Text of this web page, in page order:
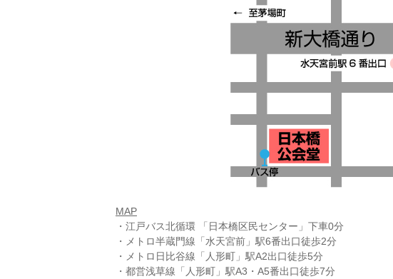
MAP
・江戸バス北循環 「日本橋区民センター」下車0分
・メトロ半蔵門線「水天宮前」駅6番出口徒歩2分
・メトロ日比谷線「人形町」駅A2出口徒歩5分
・都営浅草線「人形町」駅A3・A5番出口徒歩7分